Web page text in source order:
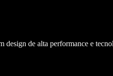
design de alta performance e